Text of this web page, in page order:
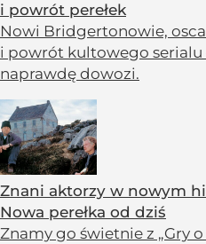
i powrót perełek
Nowi Bridgertonowie,
i powrót kultowego
naprawdę dowozi.
Znani aktorzy w nowym
Nowa perełka od dziś
Znamy go świetnie z „Gry